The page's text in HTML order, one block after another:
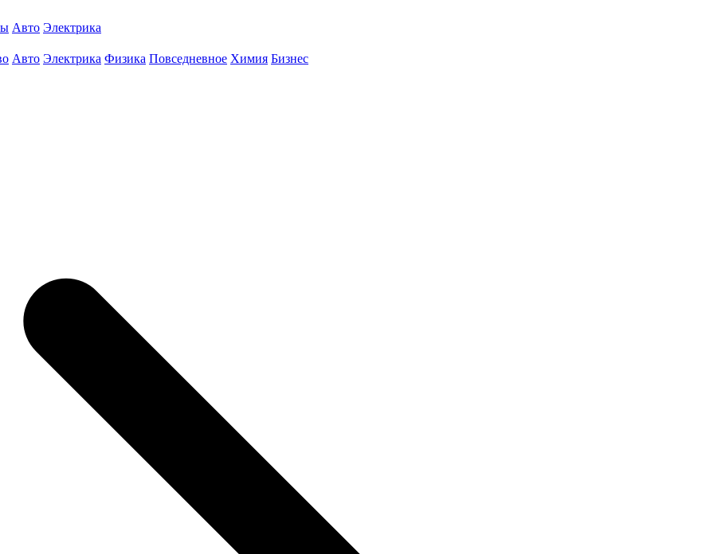
Авто Электрика
Авто Электрика Физика Повседневное Химия Бизнес